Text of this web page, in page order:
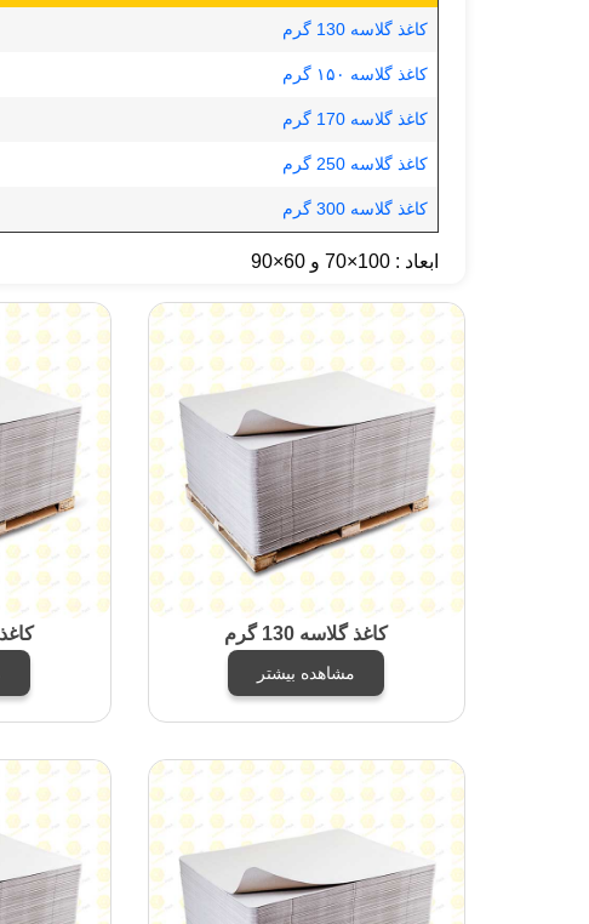
کاغذ گلاسه 130 گرم
کاغذ گلاسه ۱۵۰ گرم
کاغذ گلاسه 170 گرم
کاغذ گلاسه 250 گرم
کاغذ گلاسه 300 گرم
ابعاد : 100×70 و 60×90
کاغذ گلاسه 130 گرم
مشاهده بیشتر
کاغذ